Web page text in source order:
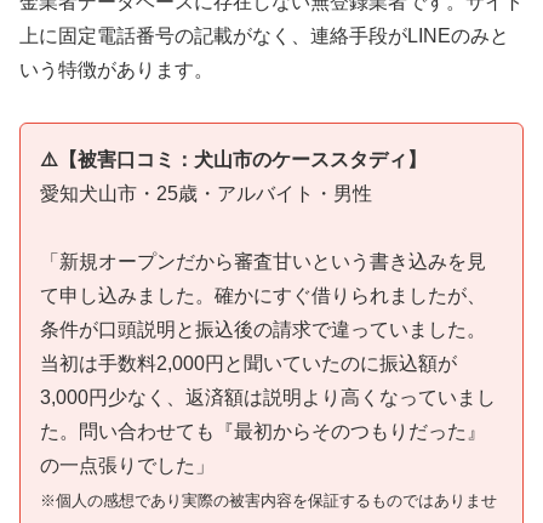
上に固定電話番号の記載がなく、連絡手段がLINEのみと
いう特徴があります。
⚠️【被害口コミ：犬山市のケーススタディ】
愛知犬山市・25歳・アルバイト・男性
「新規オープンだから審査甘いという書き込みを見
て申し込みました。確かにすぐ借りられましたが、
条件が口頭説明と振込後の請求で違っていました。
当初は手数料2,000円と聞いていたのに振込額が
3,000円少なく、返済額は説明より高くなっていまし
た。問い合わせても『最初からそのつもりだった』
の一点張りでした」
※個人の感想であり実際の被害内容を保証するものではありませ